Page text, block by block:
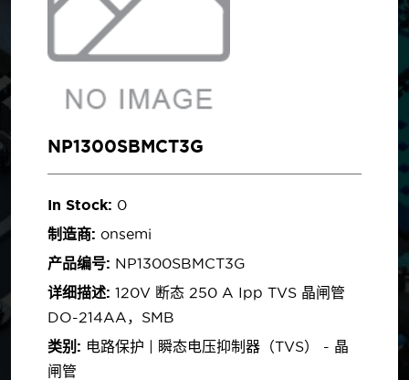
NP1300SBMCT3G
In Stock: 0
制造商: onsemi
产品编号: NP1300SBMCT3G
详细描述: 120V 断态 250 A Ipp TVS 晶闸管
DO-214AA，SMB
类别: 电路保护 | 瞬态电压抑制器（TVS） - 晶
闸管